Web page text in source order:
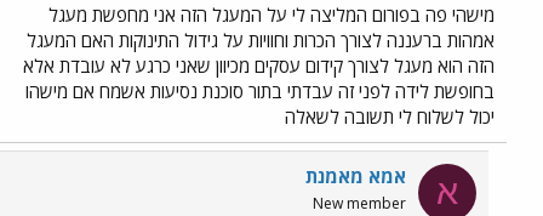
מישהי פה בפורום המליצה לי על המעגל הזה אני מחפשת מעגל
אמהות ברעננה לצורך הכרות וחוויות על גידול התינוקות האם המעגל
הזה הוא מעגל לצורך קידום עסקים מכיוון שאני כרגע לא עובדת אלא
בחופשת לידה לפני זה עבדתי בתור סוכנת נסיעות אשמח אם מישהו
יכול לשלוח לי תשובה לשאלה
א אמא מאמנת
New member